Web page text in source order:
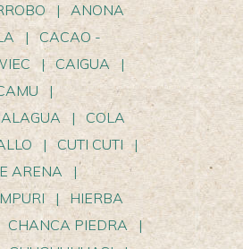
|
ANONA
|
CACAO -
| CAIGUA |
|
|
COLA
| CUTI CUTI
|
ARENA
|
|
HIERBA
CHANCA PIEDRA |